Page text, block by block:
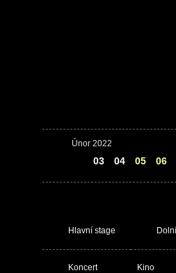
Únor 2022
03 04 05 06
Hlavní stage
Koncert
Kino